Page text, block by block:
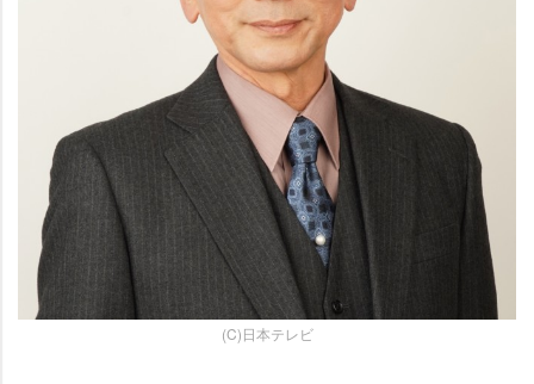
(C)日本テレビ